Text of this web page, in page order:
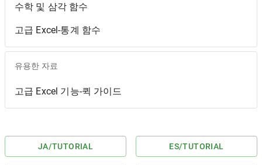
수학 및 삼각 함수
고급 Excel-통계 함수
유용한 자료
고급 Excel 기능-퀵 가이드
JA/TUTORIAL ES/TUTORIAL